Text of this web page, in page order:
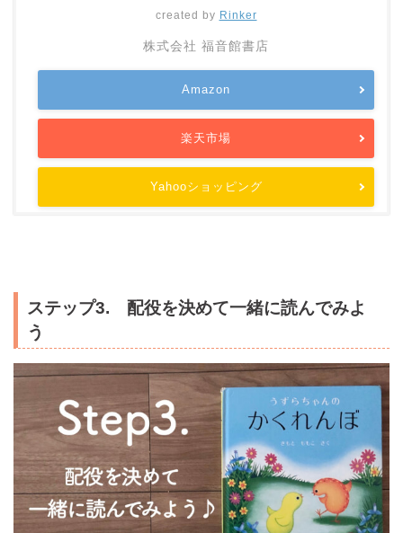
created by Rinker
株式会社 福音館書店
Amazon
楽天市場
Yahooショッピング
ステップ3. 配役を決めて一緒に読んでみよ
う